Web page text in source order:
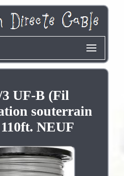
3 UF-B (Fil
souterrain
NEUF